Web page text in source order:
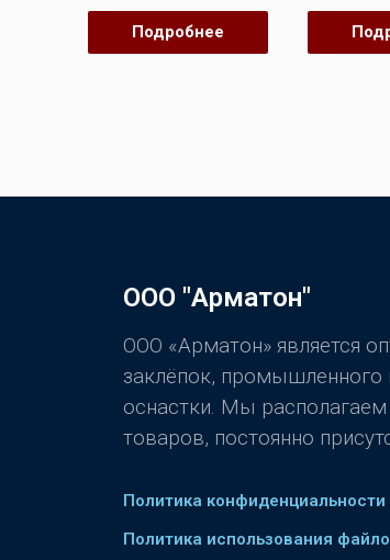
Оценка
0
из
Подробнее
0
из
ООО "Арматон"
ООО «Арматон» является
заклёпок, промышленного
оснастки. Мы
товаров, постоянно
Политика конфиденциальности
Политика использования